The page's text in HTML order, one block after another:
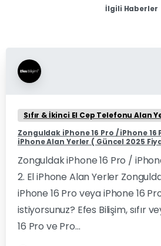
İlgili Haberler
Sıfır & İkinci El Cep Telefonu Alan
Zonguldak iPhone 16 Pro / iPhone 16
iPhone Alan Yerler ( Güncel 2025
Zonguldak iPhone 16 Pro /
2. El iPhone Alan Yerler
iPhone 16 Pro veya iPhone 16
istiyorsunuz? Efes Bilişim, sıfır
16 Pro ve Pro...